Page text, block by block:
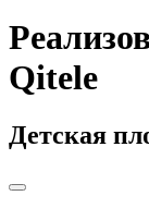
Qitele
Детская